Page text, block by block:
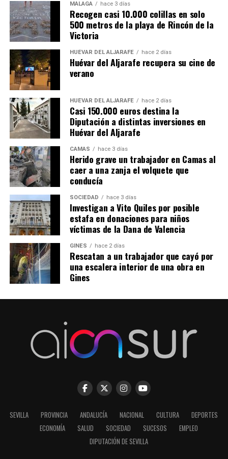
MÁLAGA hace 3 días
Recogen casi 10.000 colillas en solo
500 metros de la playa de Rincón de la
Victoria
HUÉVAR DEL ALJARAFE hace 2 días
Huévar del Aljarafe recupera su cine de
verano
HUÉVAR DEL ALJARAFE hace 2 días
Casi 150.000 euros destina la
Diputación a distintas inversiones en
Huévar del Aljarafe
CAMAS hace 3 días
Herido grave un trabajador en Camas al
caer a una zanja el volquete que
conducía
SOCIEDAD hace 3 días
Investigan a Vito Quiles por posible
estafa en donaciones para niños
víctimas de la Dana de Valencia
GINES hace 2 días
Rescatan a un trabajador que cayó por
una escalera interior de una obra en
Gines
SEVILLA PROVINCIA ANDALUCÍA NACIONAL CULTURA
DEPORTES
ECONOMÍA
SALUD SOCIEDAD SUCESOS
EMPLEO
DIPUTACIÓN DE SEVILLA